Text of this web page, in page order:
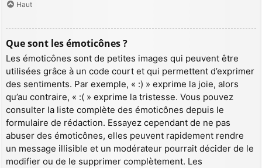
Haut
Que sont les émoticônes ?
Les émoticônes sont de petites images qui peuvent être
utilisées grâce à un code court et qui permettent d’exprimer
des sentiments. Par exemple, « :) » exprime la joie, alors
qu’au contraire, « :( » exprime la tristesse. Vous pouvez
consulter la liste complète des émoticônes depuis le
formulaire de rédaction. Essayez cependant de ne pas
abuser des émoticônes, elles peuvent rapidement rendre
un message illisible et un modérateur pourrait décider de le
modifier ou de le supprimer complètement. Les